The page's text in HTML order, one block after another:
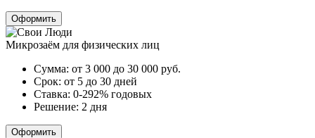
Оформить
Микрозаём для физических лиц
Сумма: от 3 000 до 30 000 руб.
Срок: от 5 до 30 дней
Ставка: 0-292% годовых
Решение: 2 дня
Оформить